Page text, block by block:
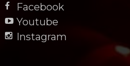
Facebook
Youtube
Instagram